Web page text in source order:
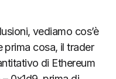
vediamo cos’è
prima cosa, il trader
di Ethereum